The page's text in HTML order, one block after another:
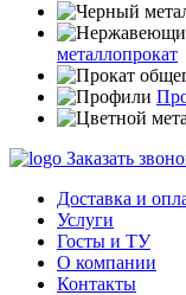
металлопрокат
Заказать
Доставка и
Услуги
Госты и ТУ
О компании
Контакты